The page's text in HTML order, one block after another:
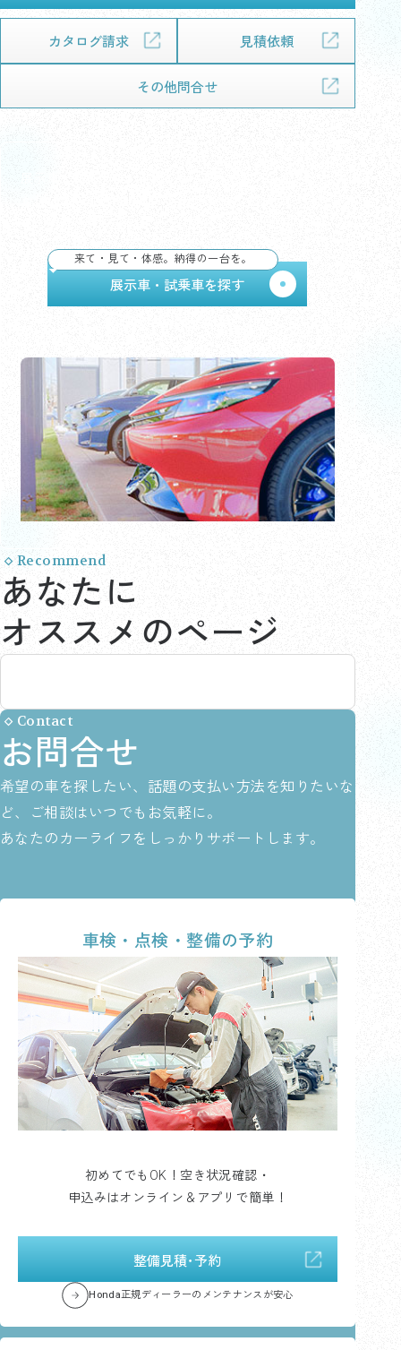
カタログ請求 見積依頼
その他問合せ
来て・見て・体感。納得の一台を。
展示車・試乗車を探す
Recommend
あなたに
オススメのページ
Contact
お問合せ
希望の車を探したい、話題の支払い方法を知りたいな
ど、ご相談はいつでもお気軽に。
あなたのカーライフをしっかりサポートします。
車検・点検・整備の予約
初めてでもOK！空き状況確認・
申込みはオンライン＆アプリで簡単！
整備見積･予約
Honda正規ディーラーのメンテナンスが安心